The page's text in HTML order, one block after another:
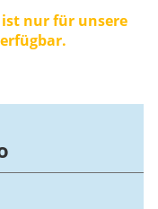
Lebenspraktiken
und als
nur für unsere